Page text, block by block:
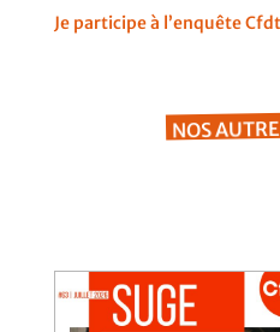
Je participe à l’enquête
NOS